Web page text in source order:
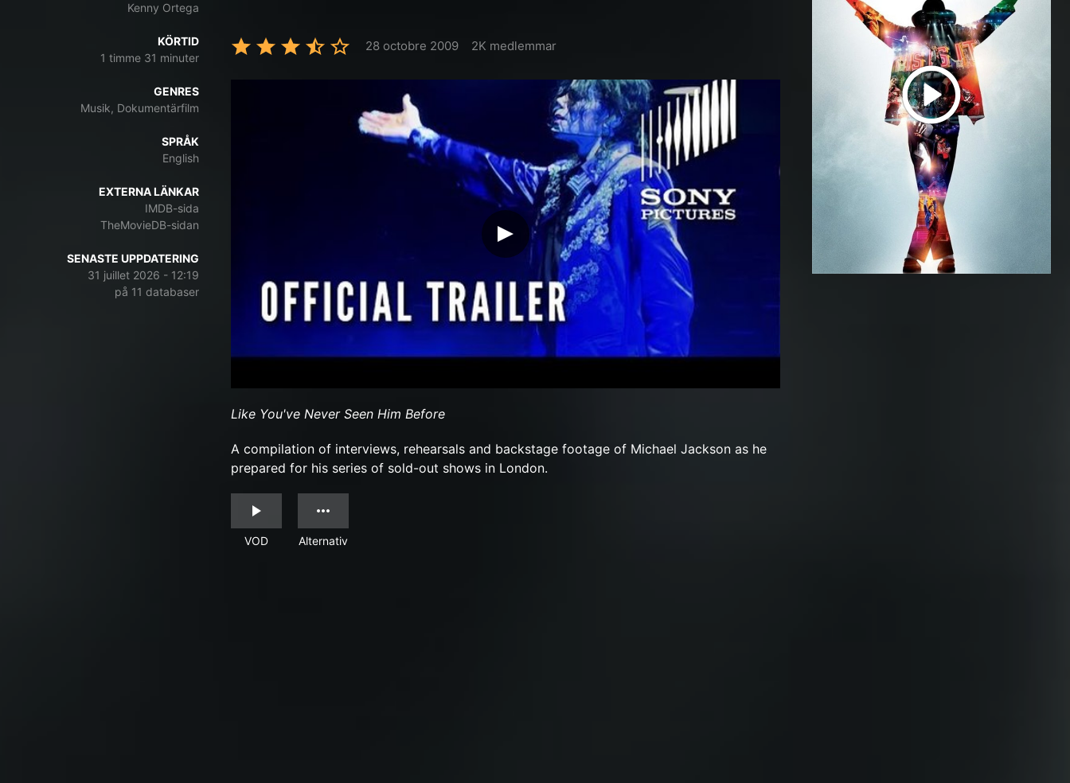
Kenny Ortega
KÖRTID
1 timme 31 minuter
GENRES
Musik, Dokumentärfilm
SPRÅK
English
EXTERNA LÄNKAR
IMDB-sida
TheMovieDB-sidan
SENASTE UPPDATERING
31 juillet 2026 - 12:19
på 11 databaser
28 octobre 2009 2K medlemmar
Like You've Never Seen Him Before
A compilation of interviews, rehearsals and backstage footage of Michael Jackson as he
prepared for his series of sold-out shows in London.
VOD Alternativ